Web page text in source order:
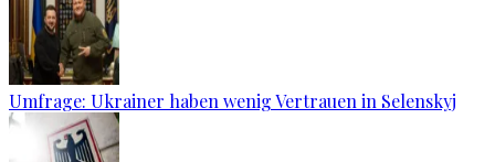
Umfrage: Ukrainer haben wenig Vertrauen in Selenskyj